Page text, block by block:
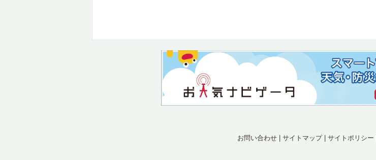
お問い合わせ サイトマップ| サイトポリシー